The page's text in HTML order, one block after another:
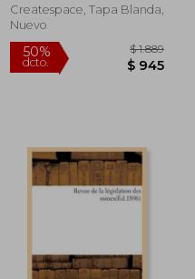
Createspace, Tapa Blanda,
Nuevo